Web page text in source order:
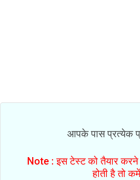
आपके पास प्रत्येक
Note : इस टेस्ट को तैयार करने
होती है तो